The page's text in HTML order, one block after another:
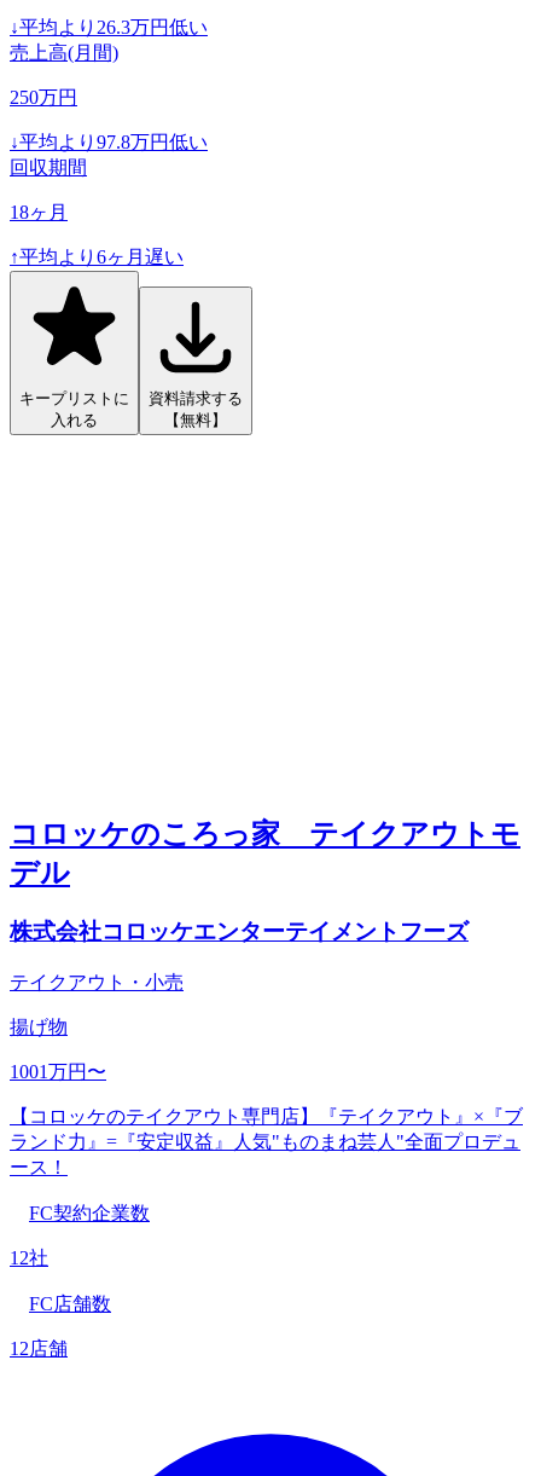
↓平均より 26.3万円低い
売上高(月間)
250万円
↓平均より 97.8万円低い
回収期間
18ヶ月
↑平均より 6ヶ月遅い
キープリストに
入れる
資料請求する
【無料】
コロッケのころっ家 テイクアウトモ
デル
株式会社コロッケエンターテイメントフーズ
テイクアウト・小売
揚げ物
1001万円〜
【コロッケのテイクアウト専門店】『テイクアウト』×『ブ
ランド力』=『安定収益』人気"ものまね芸人"全面プロデュ
ース！
FC契約企業数
12社
FC店舗数
12店舗